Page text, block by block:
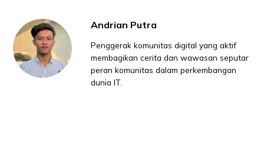
Andrian Putra
Penggerak komunitas digital yang aktif
membagikan cerita dan wawasan seputar
peran komunitas dalam perkembangan
dunia IT.